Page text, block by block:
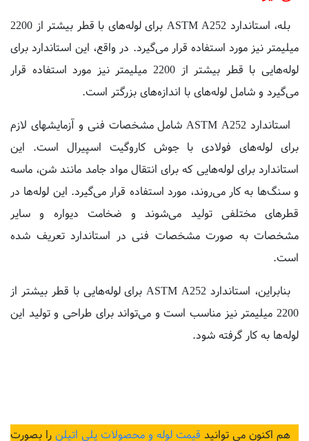
میلیمتر نیز مورد استفاده قرار می‌گیرد. در واقع، این استاندارد برای
لوله‌هایی با قطر بیشتر از 2200 میلیمتر نیز مورد استفاده قرار
می‌گیرد و شامل لوله‌های با اندازه‌های بزرگتر است.
استاندارد ASTM A252 شامل مشخصات فنی و آزمایشهای لازم
برای لوله‌های فولادی با جوش کاروگیت اسپیرال است. این
استاندارد برای لوله‌هایی که برای انتقال مواد جامد مانند شن، ماسه
و سنگ‌ها به کار می‌روند، مورد استفاده قرار می‌گیرد. این لوله‌ها در
قطرهای مختلفی تولید می‌شوند و ضخامت دیواره و سایر
مشخصات به صورت مشخصات فنی در استاندارد تعریف شده
است.
2200 میلیمتر نیز مناسب است و می‌تواند برای طراحی و تولید این
لوله‌ها به کار گرفته شود.
به روز مشاهده نمایید و در صورت نیاز به اطلاع از قیمت اتصالات،